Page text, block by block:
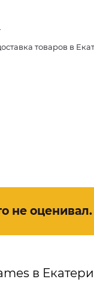
товаров в
не оценивал.
в